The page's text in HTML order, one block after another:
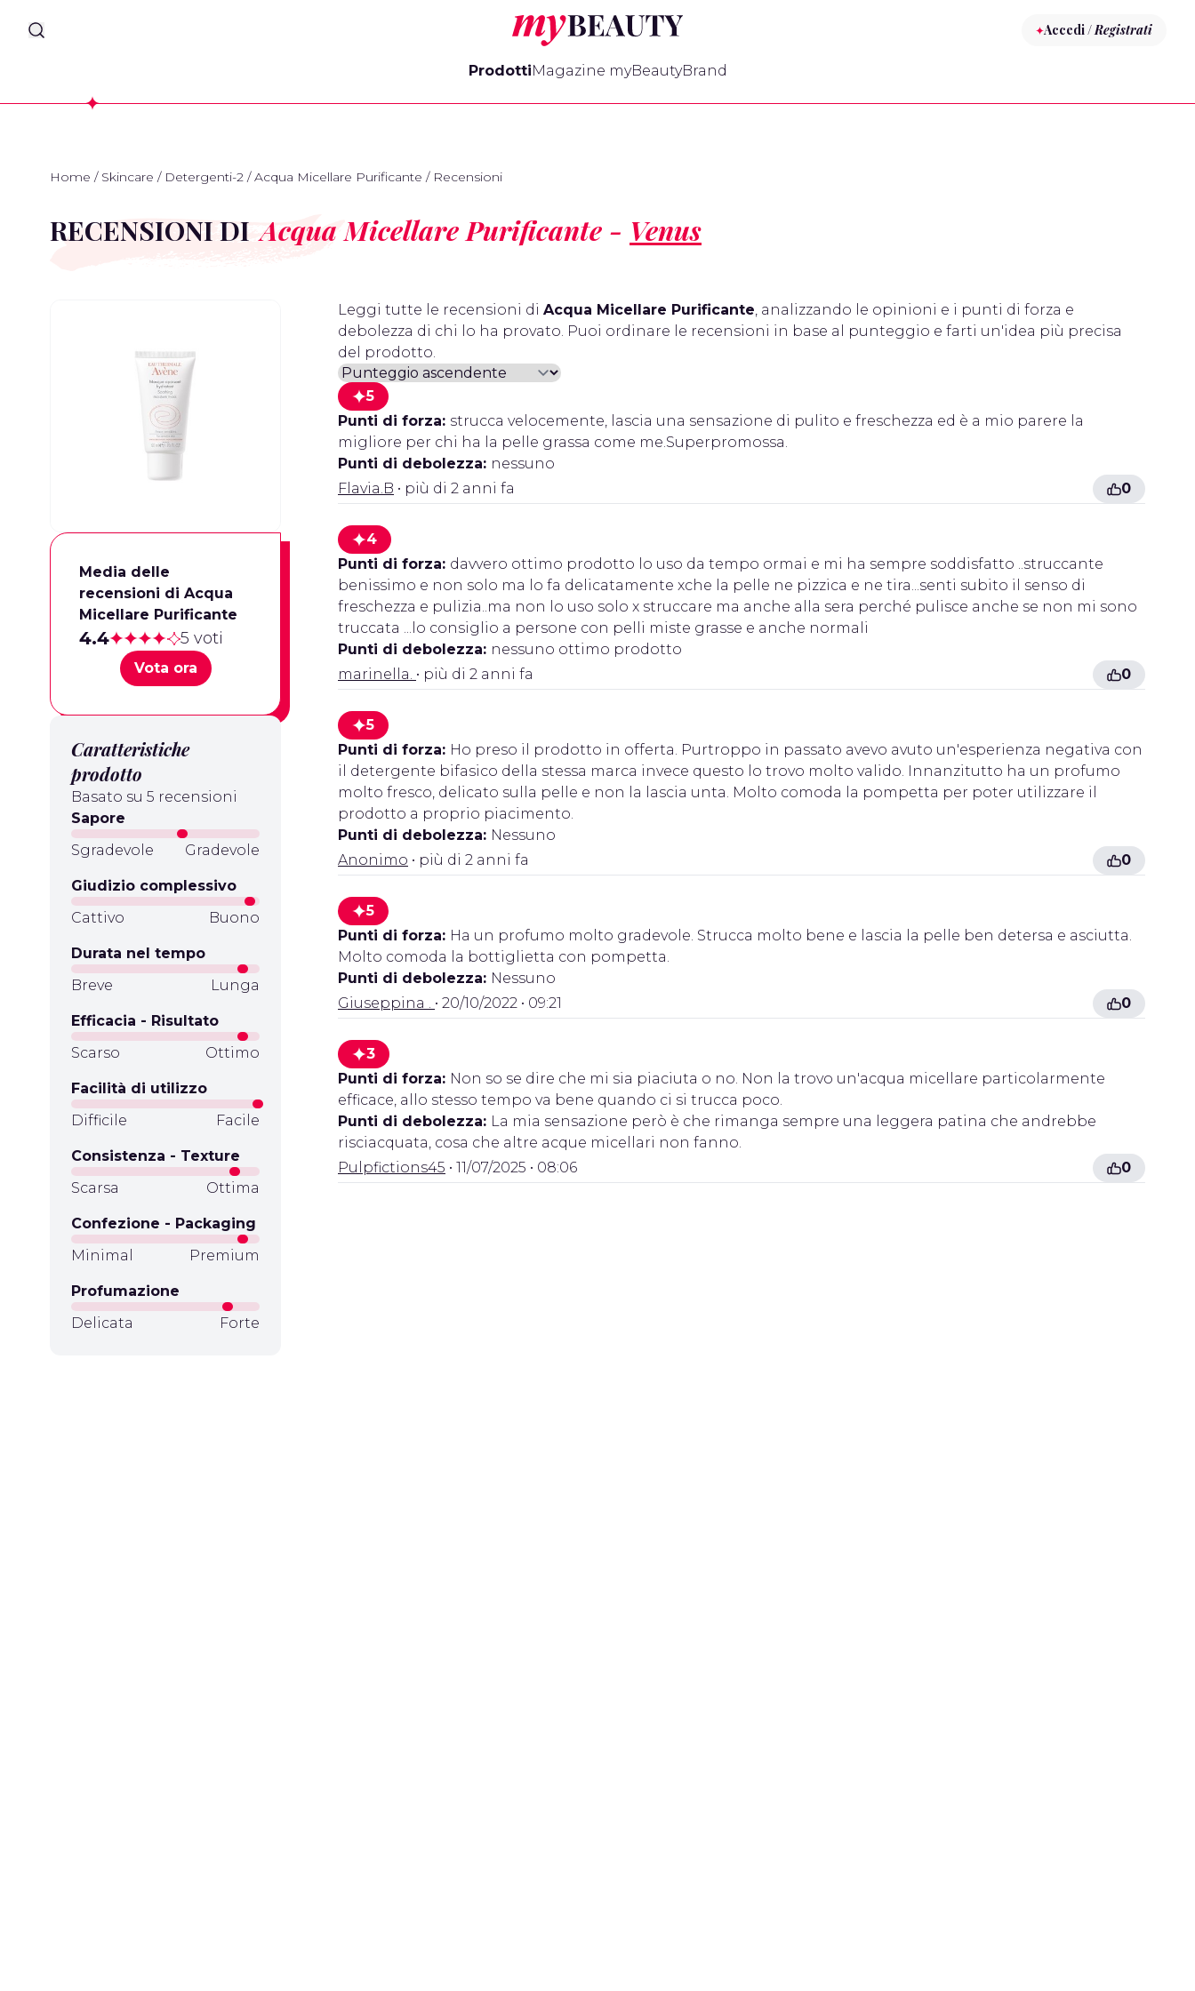
myBeauty Accedi /Registrati
ProdottiMagazine myBeautyBrand
Home / Skincare / Detergenti-2 / Acqua Micellare Purificante / Recensioni
RECENSIONI DI Acqua Micellare Purificante - Venus
Media delle
recensioni di Acqua
Micellare Purificante
4.4 5 voti
Vota ora
Caratteristiche
prodotto
Basato su 5 recensioni
Sapore
Sgradevole
Gradevole
Giudizio complessivo
Cattivo
Buono
Durata nel tempo
Breve
Lunga
Efficacia - Risultato
Scarso
Ottimo
Facilità di utilizzo
Difficile
Facile
Consistenza - Texture
Scarsa
Ottima
Confezione - Packaging
Minimal
Premium
Profumazione
Delicata
Forte
Leggi tutte le recensioni di Acqua Micellare Purificante, analizzando le opinioni e i punti di forza e
debolezza di chi lo ha provato. Puoi ordinare le recensioni in base al punteggio e farti un'idea più precisa
del prodotto.
5
Punti di forza: strucca velocemente, lascia una sensazione di pulito e freschezza ed è a mio parere la
migliore per chi ha la pelle grassa come me.Superpromossa.
Punti di debolezza: nessuno
Flavia.B • più di 2 anni fa 0
4
Punti di forza: davvero ottimo prodotto lo uso da tempo ormai e mi ha sempre soddisfatto ..struccante
benissimo e non solo ma lo fa delicatamente xche la pelle ne pizzica e ne tira...senti subito il senso di
freschezza e pulizia..ma non lo uso solo x struccare ma anche alla sera perché pulisce anche se non mi sono
truccata ...lo consiglio a persone con pelli miste grasse e anche normali
Punti di debolezza: nessuno ottimo prodotto
marinella. • più di 2 anni fa 0
5
Punti di forza: Ho preso il prodotto in offerta. Purtroppo in passato avevo avuto un'esperienza negativa con
il detergente bifasico della stessa marca invece questo lo trovo molto valido. Innanzitutto ha un profumo
molto fresco, delicato sulla pelle e non la lascia unta. Molto comoda la pompetta per poter utilizzare il
prodotto a proprio piacimento.
Punti di debolezza: Nessuno
Anonimo • più di 2 anni fa 0
5
Punti di forza: Ha un profumo molto gradevole. Strucca molto bene e lascia la pelle ben detersa e asciutta.
Molto comoda la bottiglietta con pompetta.
Punti di debolezza: Nessuno
Giuseppina . • 20/10/2022 • 09:21 0
3
Punti di forza: Non so se dire che mi sia piaciuta o no. Non la trovo un'acqua micellare particolarmente
efficace, allo stesso tempo va bene quando ci si trucca poco.
Punti di debolezza: La mia sensazione però è che rimanga sempre una leggera patina che andrebbe
risciacquata, cosa che altre acque micellari non fanno.
Pulpfictions45 • 11/07/2025 • 08:06 0